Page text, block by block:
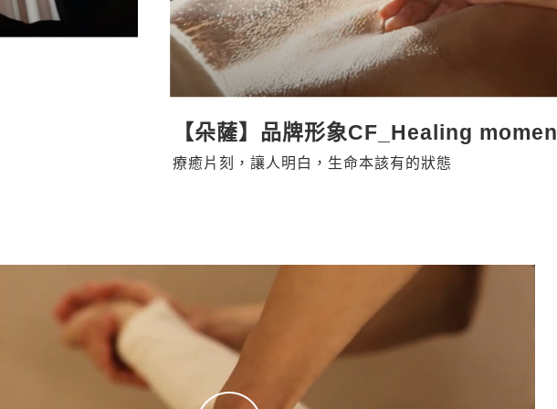
【朵薩】品牌形象CF_Healing
療癒片刻，讓人明白，生命本該有的狀態